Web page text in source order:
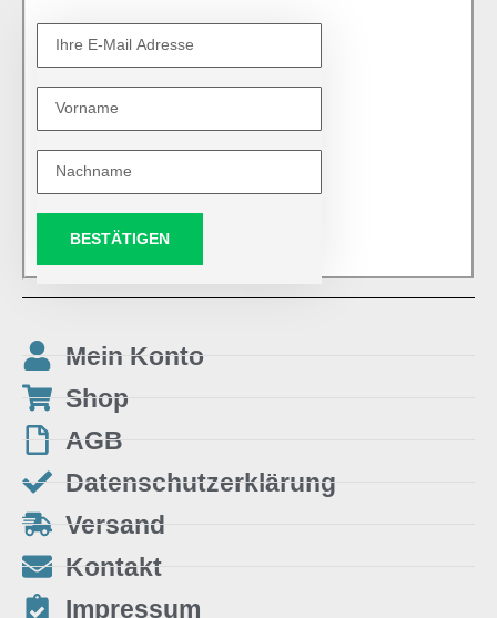
BESTÄTIGEN
Mein Konto
Shop
AGB
Datenschutzerklärung
Versand
Kontakt
Impressum